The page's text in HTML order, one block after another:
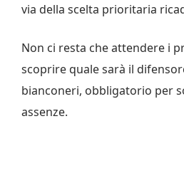
via della scelta prioritaria
Non ci resta che attendere i
scoprire quale sarà il
bianconeri, obbligatorio per
assenze.